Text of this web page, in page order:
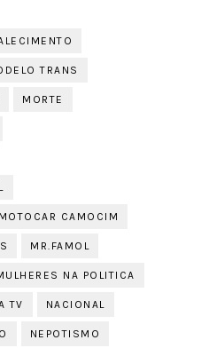
TRANS
MORTE
MOTOCAR CAMOCIM
MR.FAMOL
NA POLITICA
TV NACIONAL
NEPOTISMO